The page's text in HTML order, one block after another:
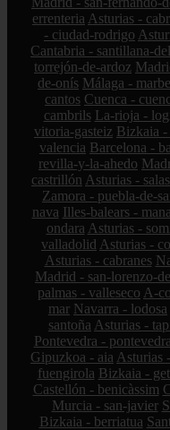
errenteria Asturias -
- ciudad-rodrigo
Cantabria - santillana-
torrejón-de-ardoz
de-onís Málaga -
cantos Cuenca -
cambrils La-rioja -
vitoria-gasteiz Bizkaia -
valencia Barcelona -
revilla-y-la-ahedo
castrillón Asturias - salas
Zamora - puebla-de-
nava Illes-balears -
ondara Asturias -
valladolid Asturias -
Asturias - cabranes
Madrid - san-lorenzo-
palmas - valleseco A-
mar Navarra - lodosa
santoña Asturias -
Pontevedra - pontevedra
Gipuzkoa - aia Asturias
fuengirola Bizkaia -
Castellón - benicàssim
Murcia - san-javier
Bizkaia - berriatua